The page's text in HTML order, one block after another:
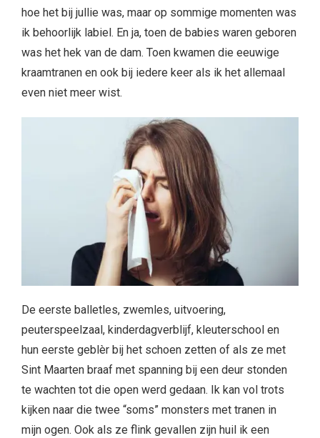
hoe het bij jullie was, maar op sommige momenten was
ik behoorlijk labiel. En ja, toen de babies waren geboren
was het hek van de dam. Toen kwamen die eeuwige
kraamtranen en ook bij iedere keer als ik het allemaal
even niet meer wist.
De eerste balletles, zwemles, uitvoering,
peuterspeelzaal, kinderdagverblijf, kleuterschool en
hun eerste geblèr bij het schoen zetten of als ze met
Sint Maarten braaf met spanning bij een deur stonden
te wachten tot die open werd gedaan. Ik kan vol trots
kijken naar die twee “soms” monsters met tranen in
mijn ogen. Ook als ze flink gevallen zijn huil ik een